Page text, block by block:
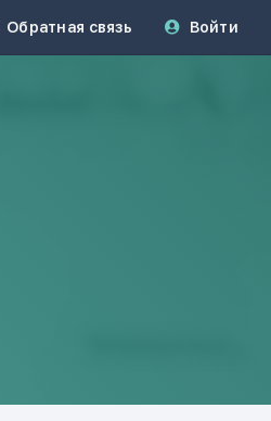
Обратная связь Войти